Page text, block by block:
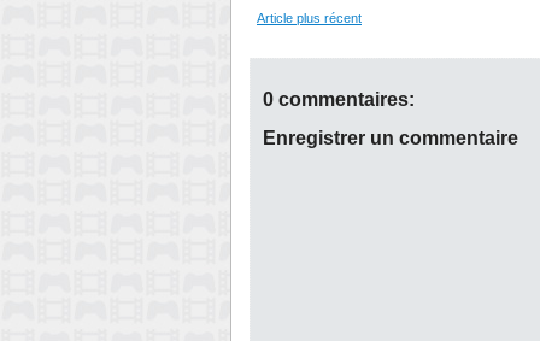
Article plus récent
0 commentaires:
Enregistrer un commentaire